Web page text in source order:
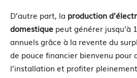
D’autre part, la production
domestique peut générer jusqu’à
annuels grâce à la revente du
de pouce financier bienvenu pour
l’installation et profiter